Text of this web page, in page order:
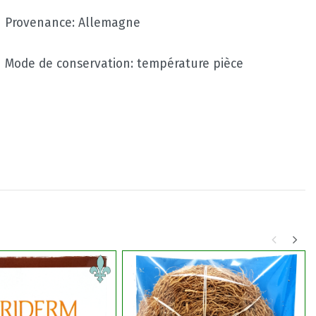
Provenance: Allemagne
Mode de conservation: température pièce